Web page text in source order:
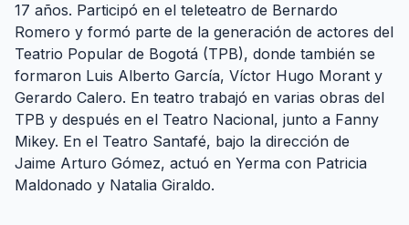
17 años. Participó en el teleteatro de Bernardo
Romero y formó parte de la generación de actores del
Teatrio Popular de Bogotá (TPB), donde también se
formaron Luis Alberto García, Víctor Hugo Morant y
Gerardo Calero. En teatro trabajó en varias obras del
TPB y después en el Teatro Nacional, junto a Fanny
Mikey. En el Teatro Santafé, bajo la dirección de
Jaime Arturo Gómez, actuó en Yerma con Patricia
Maldonado y Natalia Giraldo.